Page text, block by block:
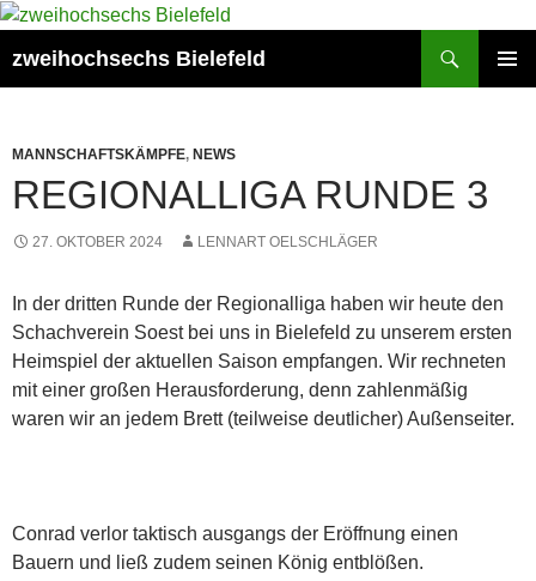
Zum
springen
zweihochsechs Bielefeld
MANNSCHAFTSKÄMPFE, NEWS
REGIONALLIGA RUNDE 3
27. OKTOBER 2024 LENNART OELSCHLÄGER
In der dritten Runde der Regionalliga haben wir heute den
Schachverein Soest bei uns in Bielefeld zu unserem ersten
Heimspiel der aktuellen Saison empfangen. Wir rechneten
mit einer großen Herausforderung, denn zahlenmäßig
waren wir an jedem Brett (teilweise deutlicher) Außenseiter.
Conrad verlor taktisch ausgangs der Eröffnung einen
Bauern und ließ zudem seinen König entblößen.